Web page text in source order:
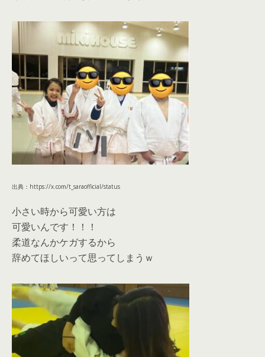
出典：https://x.com/t_saraofficial/status
小さい時から可愛い方は
可愛いんです！！！
柔道なんかケガするから
辞めてほしいって思ってしまうｗ